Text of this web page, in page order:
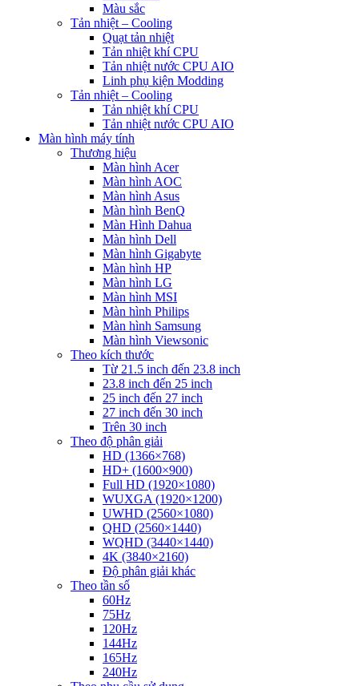
Màu sắc
Tản nhiệt – Cooling
Quạt tản nhiệt
Tản nhiệt khí CPU
Tản nhiệt nước CPU AIO
Linh phụ kiện Modding
Tản nhiệt – Cooling
Tản nhiệt khí CPU
Tản nhiệt nước CPU AIO
Màn hình máy tính
Thương hiệu
Màn hình Acer
Màn hình AOC
Màn hình Asus
Màn hình BenQ
Màn Hình Dahua
Màn hình Dell
Màn hình Gigabyte
Màn hình HP
Màn hình LG
Màn hình MSI
Màn hình Philips
Màn hình Samsung
Màn hình Viewsonic
Theo kích thước
Từ 21.5 inch đến 23.8 inch
23.8 inch đến 25 inch
25 inch đến 27 inch
27 inch đến 30 inch
Trên 30 inch
Theo độ phân giải
HD (1366×768)
HD+ (1600×900)
Full HD (1920×1080)
WUXGA (1920×1200)
UWHD (2560×1080)
QHD (2560×1440)
WQHD (3440×1440)
4K (3840×2160)
Độ phân giải khác
Theo tần số
60Hz
75Hz
120Hz
144Hz
165Hz
240Hz